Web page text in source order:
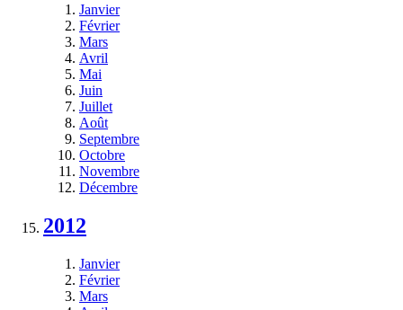
Janvier
Février
Mars
Avril
Mai
Juin
Juillet
Août
Septembre
Octobre
Novembre
Décembre
2012
Janvier
Février
Mars